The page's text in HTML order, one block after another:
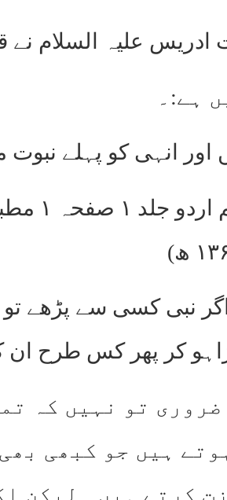
علیہ السلام نے
انہی کو پہلے نبوت
(
نبی کسی سے پڑھے تو
کر پھر کس طرح ان
تو نہیں کہ
ہیں جو کبھی
کرتے ہیں۔ لیکن